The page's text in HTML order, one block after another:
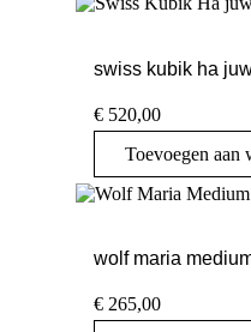
swiss kubik ha
€ 520,00
Toevoegen aan
wolf maria
€ 265,00